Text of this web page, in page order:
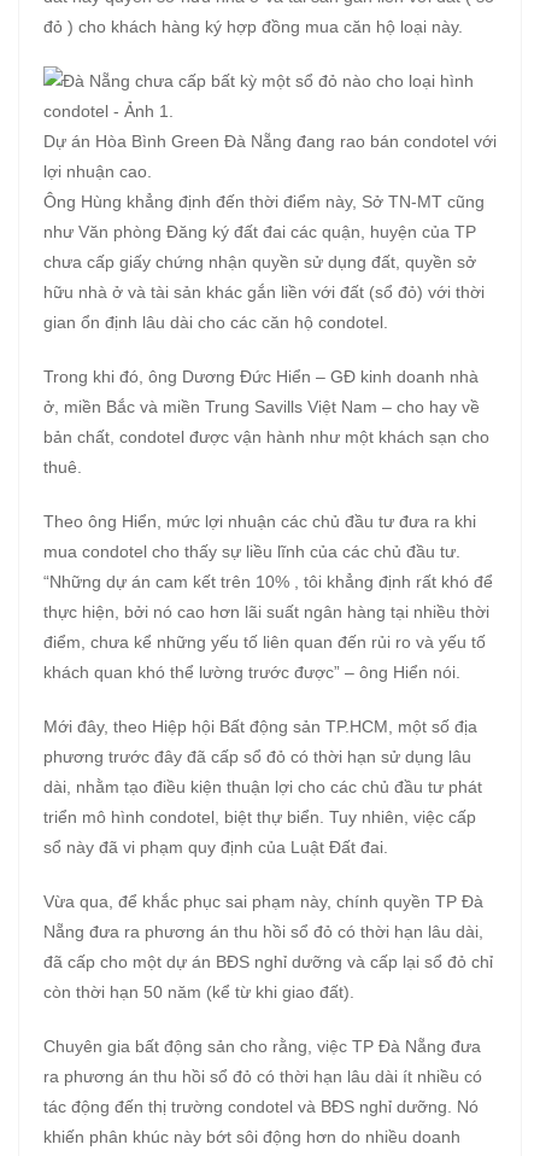
đỏ ) cho khách hàng ký hợp đồng mua căn hộ loại này.
Dự án Hòa Bình Green Đà Nẵng đang rao bán condotel với
lợi nhuận cao.
Ông Hùng khẳng định đến thời điểm này, Sở TN-MT cũng
như Văn phòng Đăng ký đất đai các quận, huyện của TP
chưa cấp giấy chứng nhận quyền sử dụng đất, quyền sở
hữu nhà ở và tài sản khác gắn liền với đất (sổ đỏ) với thời
gian ổn định lâu dài cho các căn hộ condotel.
Trong khi đó, ông Dương Đức Hiển – GĐ kinh doanh nhà
ở, miền Bắc và miền Trung Savills Việt Nam – cho hay về
bản chất, condotel được vận hành như một khách sạn cho
thuê.
Theo ông Hiển, mức lợi nhuận các chủ đầu tư đưa ra khi
mua condotel cho thấy sự liều lĩnh của các chủ đầu tư.
“Những dự án cam kết trên 10% , tôi khẳng định rất khó để
thực hiện, bởi nó cao hơn lãi suất ngân hàng tại nhiều thời
điểm, chưa kể những yếu tố liên quan đến rủi ro và yếu tố
khách quan khó thể lường trước được” – ông Hiển nói.
Mới đây, theo Hiệp hội Bất động sản TP.HCM, một số địa
phương trước đây đã cấp sổ đỏ có thời hạn sử dụng lâu
dài, nhằm tạo điều kiện thuận lợi cho các chủ đầu tư phát
triển mô hình condotel, biệt thự biển. Tuy nhiên, việc cấp
sổ này đã vi phạm quy định của Luật Đất đai.
Vừa qua, để khắc phục sai phạm này, chính quyền TP Đà
Nẵng đưa ra phương án thu hồi sổ đỏ có thời hạn lâu dài,
đã cấp cho một dự án BĐS nghỉ dưỡng và cấp lại sổ đỏ chỉ
còn thời hạn 50 năm (kể từ khi giao đất).
Chuyên gia bất động sản cho rằng, việc TP Đà Nẵng đưa
ra phương án thu hồi sổ đỏ có thời hạn lâu dài ít nhiều có
tác động đến thị trường condotel và BĐS nghỉ dưỡng. Nó
khiến phân khúc này bớt sôi động hơn do nhiều doanh